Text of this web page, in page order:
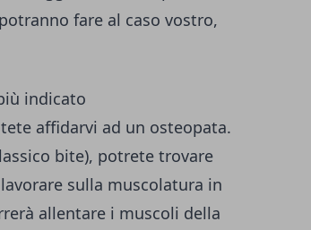
fare al caso vostro,
indicato
affidarvi ad un osteopata.
bite), potrete trovare
sulla muscolatura in
allentare i muscoli della